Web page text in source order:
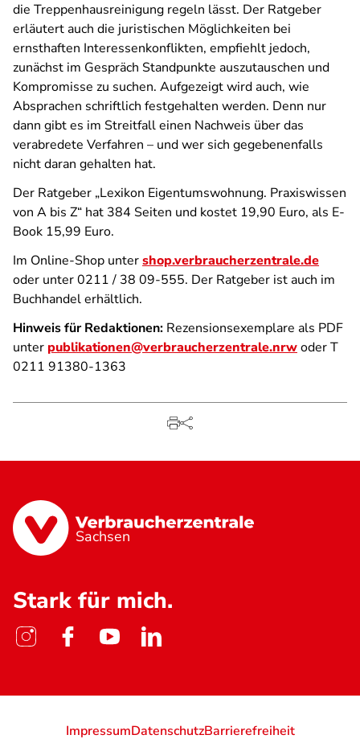
die Treppenhausreinigung regeln lässt. Der Ratgeber
erläutert auch die juristischen Möglichkeiten bei
ernsthaften Interessenkonflikten, empfiehlt jedoch,
zunächst im Gespräch Standpunkte auszutauschen und
Kompromisse zu suchen. Aufgezeigt wird auch, wie
Absprachen schriftlich festgehalten werden. Denn nur
dann gibt es im Streitfall einen Nachweis über das
verabredete Verfahren – und wer sich gegebenenfalls
nicht daran gehalten hat.
Der Ratgeber „Lexikon Eigentumswohnung. Praxiswissen
von A bis Z“ hat 384 Seiten und kostet 19,90 Euro, als E-
Book 15,99 Euro.
Im Online-Shop untershop.verbraucherzentrale.de
oder unter 0211 / 38 09-555. Der Ratgeber ist auch im
Buchhandel erhältlich.
Hinweis für Redaktionen: Rezensionsexemplare als PDF
unter publikationen@verbraucherzentrale.nrwoder T
0211 91380-1363
Sachsen
Stark für mich.
ImpressumDatenschutzBarrierefreiheit